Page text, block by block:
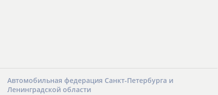
Автомобильная федерация Санкт-Петербурга и
Ленинградской области